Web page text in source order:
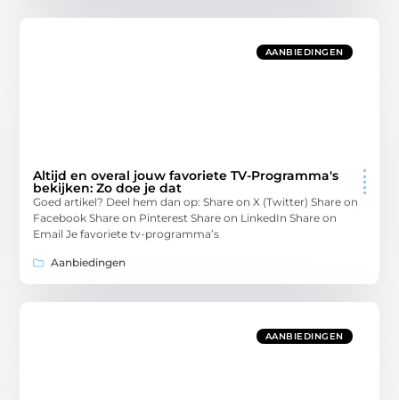
AANBIEDINGEN
Altijd en overal jouw favoriete TV-Programma's
bekijken: Zo doe je dat
Goed artikel? Deel hem dan op: Share on X (Twitter) Share on
Facebook Share on Pinterest Share on LinkedIn Share on
Email Je favoriete tv-programma’s
Aanbiedingen
AANBIEDINGEN